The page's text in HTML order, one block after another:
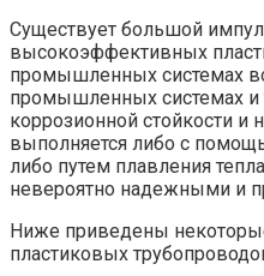
Существует большой
высокоэффективных
промышленных системах
промышленных системах и
коррозионной стойкости и
выполняется либо с
либо путем плавления
невероятно надежными и
Ниже приведены
пластиковых